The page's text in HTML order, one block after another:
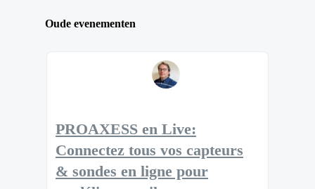
Oude evenementen
PROAXESS en Live:
Connectez tous vos capteurs
& sondes en ligne pour